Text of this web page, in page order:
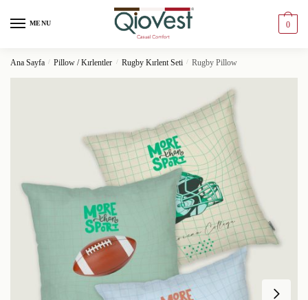
MENU 0
Ana Sayfa / Pillow / Kırlentler / Rugby Kırlent Seti / Rugby Pillow